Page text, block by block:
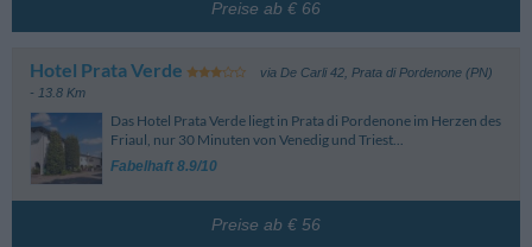
Preise ab € 66
Hotel Prata Verde via De Carli 42, Prata di Pordenone (PN)
- 13.8 Km
Das Hotel Prata Verde liegt in Prata di Pordenone im Herzen des
Friaul, nur 30 Minuten von Venedig und Triest...
Fabelhaft 8.9/10
Preise ab € 56